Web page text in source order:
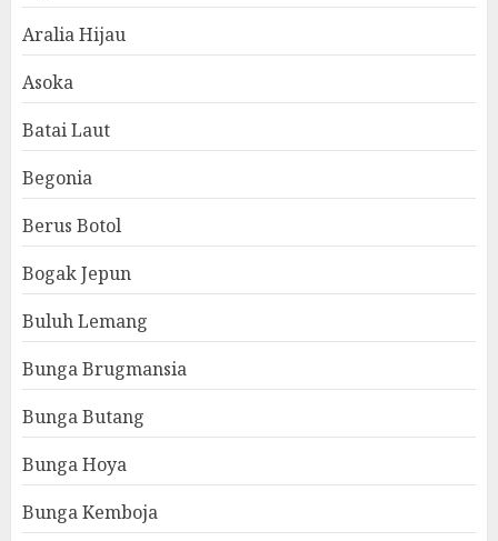
Aralia Hijau
Asoka
Batai Laut
Begonia
Berus Botol
Bogak Jepun
Buluh Lemang
Bunga Brugmansia
Bunga Butang
Bunga Hoya
Bunga Kemboja